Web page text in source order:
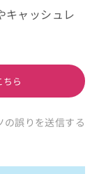
キャッシュレ
ら
の誤りを送信する